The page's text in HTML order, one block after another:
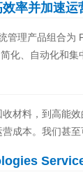
率并加速运
管理产品组合为
化、自动化和集
材料，到高能
成本。我们甚